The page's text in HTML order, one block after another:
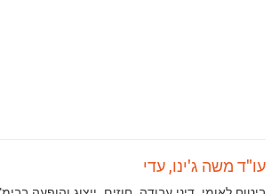
עו"ד משה ג'ינו, עדי
תחומי